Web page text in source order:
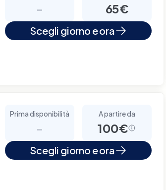
- 65€
Scegli giorno e ora
Prima disponibilità
-
A partire da
100€
Scegli giorno e ora